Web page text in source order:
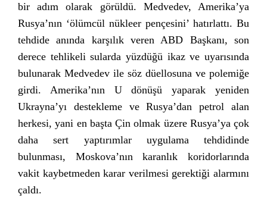
bir adım olarak görüldü. Medvedev, Amerika’ya
Rusya’nın ‘ölümcül nükleer pençesini’ hatırlattı. Bu
tehdide anında karşılık veren ABD Başkanı, son
derece tehlikeli sularda yüzdüğü ikaz ve uyarısında
bulunarak Medvedev ile söz düellosuna ve polemiğe
girdi. Amerika’nın U dönüşü yaparak yeniden
Ukrayna’yı destekleme ve Rusya’dan petrol alan
herkesi, yani en başta Çin olmak üzere Rusya’ya çok
daha sert yaptırımlar uygulama tehdidinde
bulunması, Moskova’nın karanlık koridorlarında
vakit kaybetmeden karar verilmesi gerektiği alarmını
çaldı.